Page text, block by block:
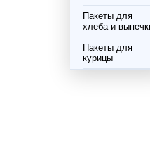
Пакеты для
хлеба и
Пакеты для
курицы